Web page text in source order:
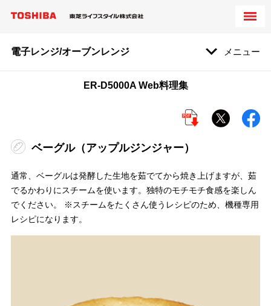
電子レンジ/オーブンレンジ メニュー
ER-D5000A Web料理集
ベーグル（アップルジンジャー）
通常、ベーグルは発酵した生地を茹でてから焼き上げますが、茹
でるかわりにスチームを使います。独特のモチモチ食感を楽しん
でください。 ※スチームをたくさん使うレシピのため、機種専用
レシピになります。